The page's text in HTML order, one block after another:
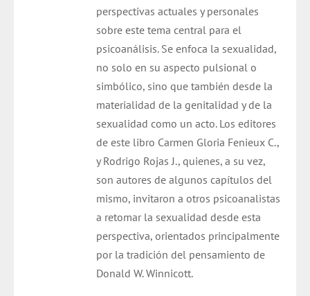
perspectivas actuales y personales
sobre este tema central para el
psicoanálisis. Se enfoca la sexualidad,
no solo en su aspecto pulsional o
simbólico, sino que también desde la
materialidad de la genitalidad y de la
sexualidad como un acto. Los editores
de este libro Carmen Gloria Fenieux C.,
y Rodrigo Rojas J., quienes, a su vez,
son autores de algunos capítulos del
mismo, invitaron a otros psicoanalistas
a retomar la sexualidad desde esta
perspectiva, orientados principalmente
por la tradición del pensamiento de
Donald W. Winnicott.